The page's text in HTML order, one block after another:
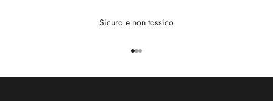
Sicuro e non tossico
Vai all'articolo 1
Vai all'articolo 2
Vai all'articolo 3